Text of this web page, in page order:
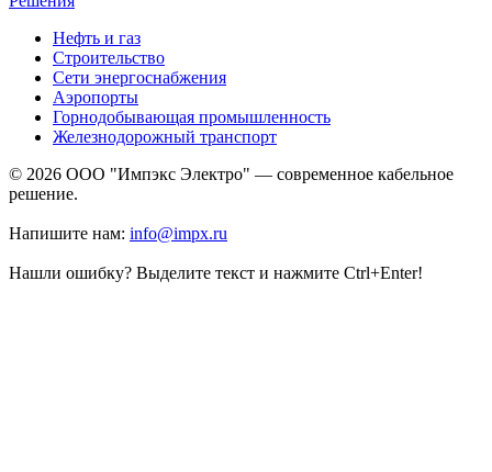
Нефть и газ
Строительство
Сети энергоснабжения
Аэропорты
Горнодобывающая промышленность
Железнодорожный транспорт
© 2026 ООО "Импэкс Электро" — современное кабельное
решение.
Напишите нам: info@impx.ru
Нашли ошибку? Выделите текст и нажмите Ctrl+Enter!